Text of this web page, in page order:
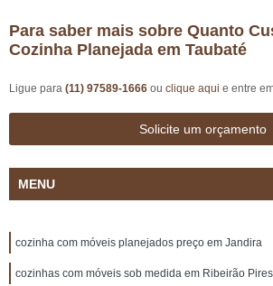
Para saber mais sobre Quanto
Cozinha Planejada em Taubaté
Ligue para (11) 97589-1666 ou clique aqui e entre
Solicite um orçamento
MENU
cozinha com móveis planejados preço em Jandira
cozinhas com móveis sob medida em Ribeirão Pires